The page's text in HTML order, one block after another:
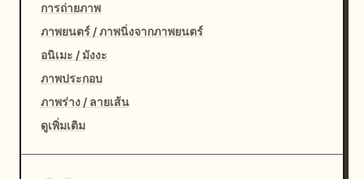
การถ่ายภาพ
ภาพยนตร์ / ภาพนิ่งจากภาพยนตร์
อนิเมะ / มังงะ
ภาพประกอบ
ภาพร่าง / ลายเส้น
ดูเพิ่มเติม